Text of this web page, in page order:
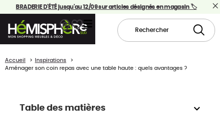
BRADERIE D'ÉTÉ jusqu'au 12/09 sur articles désignés en magasin 🏷️
Accueil
Inspirations
Aménager son coin repas avec une table haute : quels avantages ?
Table des matières